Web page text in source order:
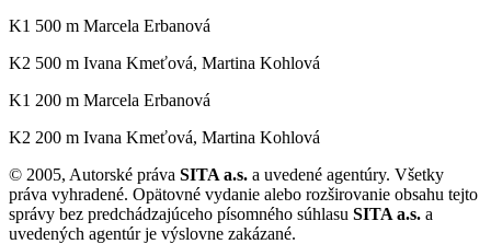
K1 500 m Marcela Erbanová
K2 500 m Ivana Kmeťová, Martina Kohlová
K1 200 m Marcela Erbanová
K2 200 m Ivana Kmeťová, Martina Kohlová
© 2005, Autorské práva SITA a.s. a uvedené agentúry. Všetky
práva vyhradené. Opätovné vydanie alebo rozširovanie obsahu tejto
správy bez predchádzajúceho písomného súhlasu SITA a.s. a
uvedených agentúr je výslovne zakázané.